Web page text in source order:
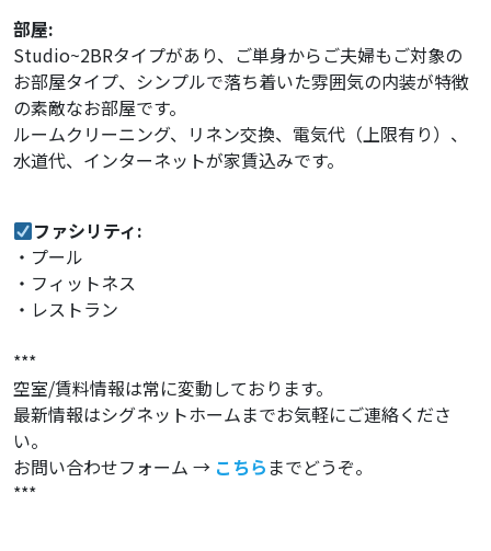
部屋:
Studio~2BRタイプがあり、ご単身からご夫婦もご対象の
お部屋タイプ、シンプルで落ち着いた雰囲気の内装が特徴
の素敵なお部屋です。
ルームクリーニング、リネン交換、電気代（上限有り）、
水道代、インターネットが家賃込みです。
ファシリティ:
・プール
・フィットネス
・レストラン
***
空室/賃料情報は常に変動しております。
最新情報はシグネットホームまでお気軽にご連絡くださ
い。
お問い合わせフォーム → こちら までどうぞ。
***